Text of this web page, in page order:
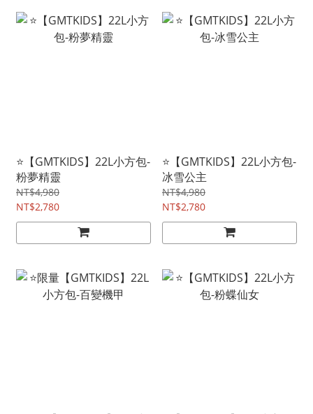
⭐【GMTKIDS】22L小方包-
粉夢精靈
NT$4,980
NT$2,780
⭐【GMTKIDS】22L小方包-
冰雪公主
NT$4,980
NT$2,780